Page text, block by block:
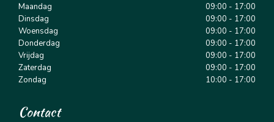
Maandag
09:00 - 17:00
Dinsdag
09:00 - 17:00
Woensdag
09:00 - 17:00
Donderdag
09:00 - 17:00
Vrijdag
09:00 - 17:00
Zaterdag
09:00 - 17:00
Zondag
10:00 - 17:00
Contact